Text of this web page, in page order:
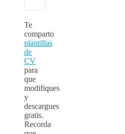
Te
comparto
plantillas
de
CV
para
que
modifiques
y
descargues
gratis.
Recorda